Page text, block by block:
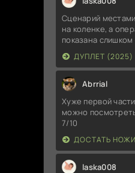
Сценарий
на коленке, а
показана
ДУПЛЕТ (2025)
Abrrial
Хуже первой
можно
7/10
ДОСТАТЬ НОЖИ:
laska008